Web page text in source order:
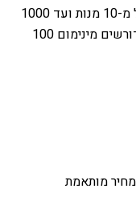
מ-10 מנות ועד 1000
מנות. תפריטי הפרימיום (170 ו-300 ש״ח) דורשים מינימום 100
מותאמת